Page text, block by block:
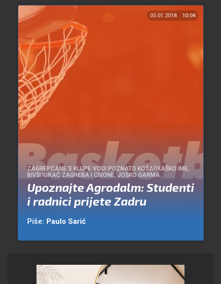
05.01.2018. 10:04
ZAGREPČANE S KLUPE VODI POZNATO KOŠARKAŠKO IME,
BIVŠI IGRAČ ZAGREBA I CIBONE, JOŠKO GARMA.
Upoznajte Agrodalm: Studenti
i radnici prijete Zadru
Piše: Paulo Sarić